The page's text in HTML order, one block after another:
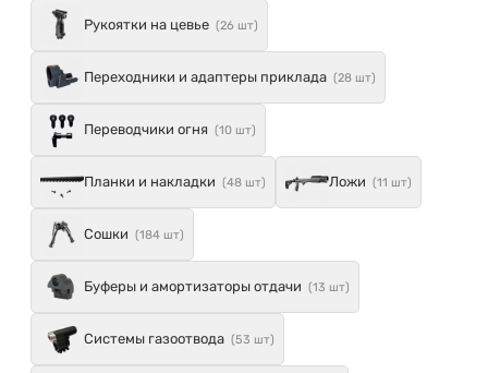
Рукоятки на цевье (26 шт)
Переходники и адаптеры приклада (28 шт)
Переводчики огня (10 шт)
Планки и накладки (48 шт) Ложи (11 шт)
Сошки (184 шт)
Буферы и амортизаторы отдачи (13 шт)
Системы газоотвода (53 шт)